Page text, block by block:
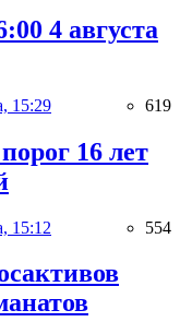
4 августа
15:29 619
16 лет
15:12 554